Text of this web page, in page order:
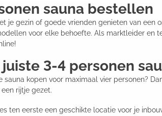
sauna bestellen
je gezin of goede vrienden genieten van een
voor elke behoefte. Als marktleider en
juiste 3-4 personen
sauna kopen voor maximaal vier personen?
rijtje gezet.
ten eerste een geschikte locatie voor je